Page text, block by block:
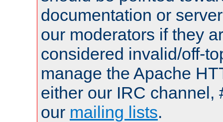
documentation or
our moderators if they
considered invalid/off-
manage the Apache
either our IRC channel,
our mailing lists.